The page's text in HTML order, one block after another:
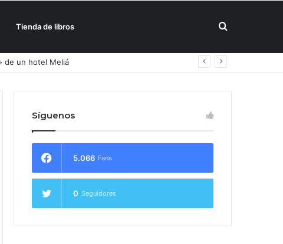
Tienda de libros Buscar
Síguenos
5.066 Fans
0 Seguidores